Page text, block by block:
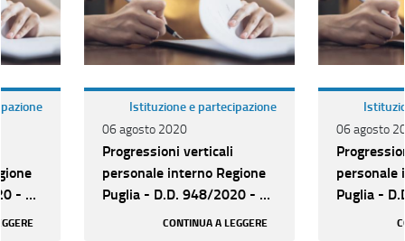
- N.
Istituzione e partecipazione
06 agosto 2020
Progressioni verticali
personale interno Regione
Puglia - D.D. 948/2020 - N.
147 posti cat. DCONTINUA A LEGGERE
06 agosto
personale
Puglia -
147 posti